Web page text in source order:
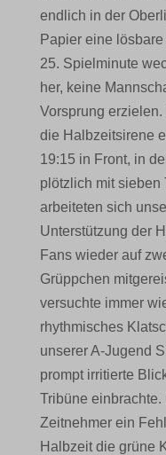
endlich in der
Papier eine
25. Spielminute
her, keine
Vorsprung
die Halbzeitsirene
19:15 in Front, in
plötzlich mit sieben
arbeiteten sich
Unterstützung der
Fans wieder auf
Grüppchen
versuchte immer
rhythmisches
unserer A-Jugend
prompt irritierte
Tribüne
Zeitnehmer ein
Halbzeit die grüne